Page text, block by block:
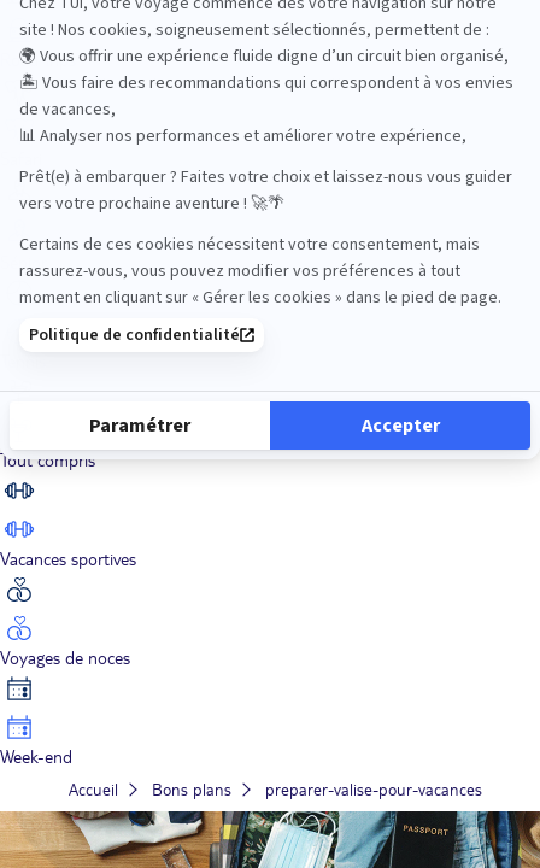
Road Trips
Sénior
Tout compris
Vacances sportives
Voyages de noces
Week-end
Accueil Bons plans preparer-valise-pour-vacances